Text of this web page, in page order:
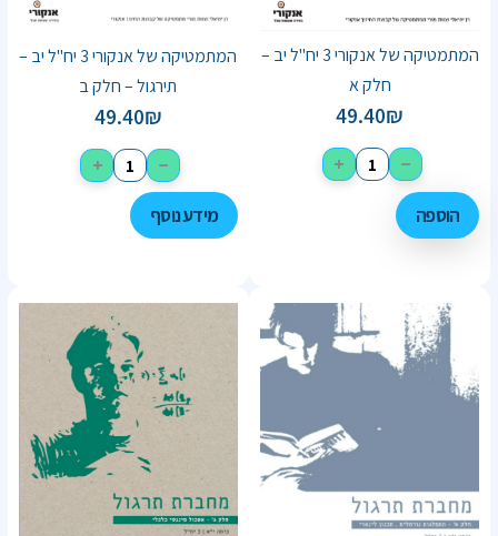
המתמטיקה של אנקורי 3 יח"ל יב –
חלק א
49.40₪
−
+
הוספה
המתמטיקה של אנקורי 3 יח"ל יב –
תירגול – חלק ב
49.40₪
−
+
מידע נוסף